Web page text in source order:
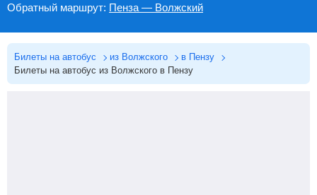
Обратный маршрут: Пенза — Волжский
Билеты на автобус из Волжского
в Пензу
Билеты на автобус из Волжского в Пензу